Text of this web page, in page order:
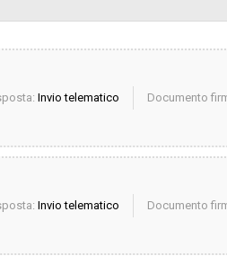
Invio telematico Documento
Invio telematico Documento